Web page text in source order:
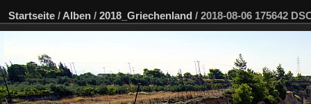
Startseite / Alben / 2018_Griechenland / 2018-08-06 175642